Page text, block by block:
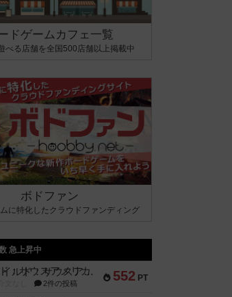
ドゲームカフェ一覧
べる店舗を全国500店舗以上掲載中
ボドファン
に特化したクラウドファンディング
急上昇中
552 PT
リワイルド：サウスアメリカ
2件の投稿